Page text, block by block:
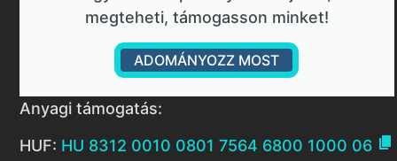
megteheti, támogasson minket!
ADOMÁNYOZZ MOST
Anyagi támogatás:
HUF: HU 8312 0010 0801 7564 6800 1000 06 